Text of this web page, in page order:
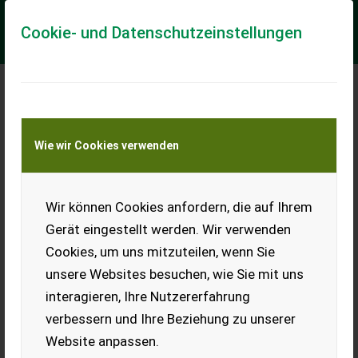
Cookie- und Datenschutzeinstellungen
Wie wir Cookies verwenden
Wir können Cookies anfordern, die auf Ihrem
Gerät eingestellt werden. Wir verwenden
Cookies, um uns mitzuteilen, wenn Sie
unsere Websites besuchen, wie Sie mit uns
interagieren, Ihre Nutzererfahrung
verbessern und Ihre Beziehung zu unserer
Website anpassen.
Meine Transportkostenanfrage
Transport von Land- und Baumaschinen –
KEINE Tiertransporte
Pistengerät Snow
Rabbit 3
Pistengerät Snow Rabbit 3,
Motor VM-Motor-Detroit
Diesel (Turbodiesel D
754TE2), Modell 95 PS, 3,0 l,
Hubraum 3.000 ccm, Zylinder
4, hydr. Fräse hinten,